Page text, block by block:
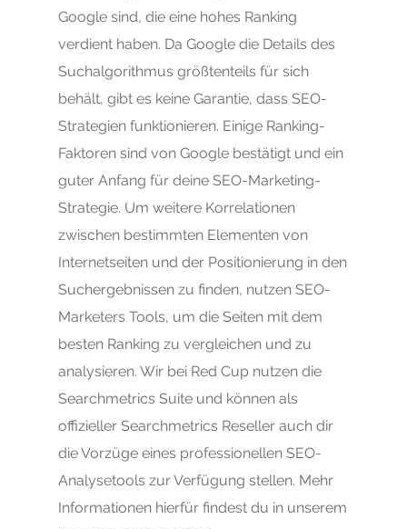
Google sind, die eine hohes Ranking
verdient haben. Da Google die Details des
Suchalgorithmus größtenteils für sich
behält, gibt es keine Garantie, dass SEO-
Strategien funktionieren. Einige Ranking-
Faktoren sind von Google bestätigt und ein
guter Anfang für deine SEO-Marketing-
Strategie. Um weitere Korrelationen
zwischen bestimmten Elementen von
Internetseiten und der Positionierung in den
Suchergebnissen zu finden, nutzen SEO-
Marketers Tools, um die Seiten mit dem
besten Ranking zu vergleichen und zu
analysieren. Wir bei Red Cup nutzen die
Searchmetrics Suite und können als
offizieller Searchmetrics Reseller auch dir
die Vorzüge eines professionellen SEO-
Analysetools zur Verfügung stellen. Mehr
Informationen hierfür findest du in unserem